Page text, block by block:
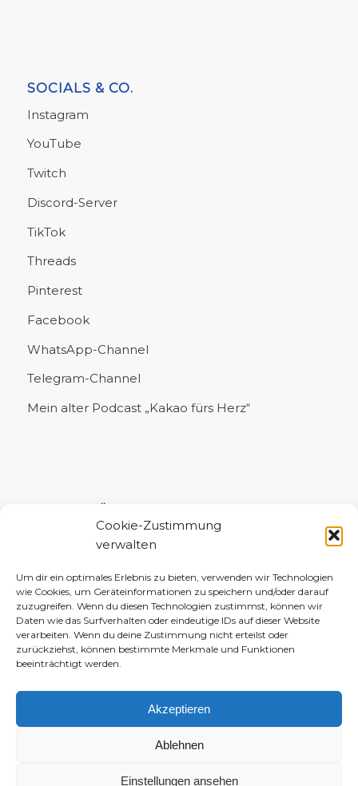
Cookie-Zustimmung
verwalten
Um dir ein optimales Erlebnis zu bieten, verwenden wir Technologien
wie Cookies, um Geräteinformationen zu speichern und/oder darauf
zuzugreifen. Wenn du diesen Technologien zustimmst, können wir
Daten wie das Surfverhalten oder eindeutige IDs auf dieser Website
verarbeiten. Wenn du deine Zustimmung nicht erteilst oder
zurückziehst, können bestimmte Merkmale und Funktionen
beeinträchtigt werden.
Akzeptieren
Ablehnen
Einstellungen ansehen
SOCIALS & CO.
Instagram
YouTube
Twitch
Discord-Server
TikTok
Threads
Pinterest
Facebook
WhatsApp-Channel
Telegram-Channel
Mein alter Podcast „Kakao fürs Herz“
© 2010–2026 Daniela-Marlin Jakobi (ewiglichtkind | The Fabulous Diary)